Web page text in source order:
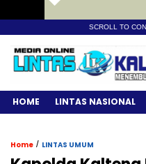
SCROLL TO
HOME LINTAS NASIONAL
Home / LINTAS UMUM